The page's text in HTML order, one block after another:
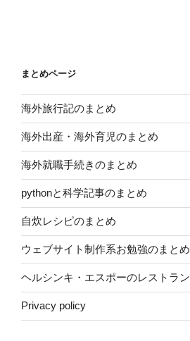
まとめページ
海外旅行記のまとめ
海外出産・海外育児のまとめ
海外就職手続きのまとめ
pythonと科学記事のまとめ
自炊レシピのまとめ
ウェブサイト制作系お勉強のまとめ
ヘルシンキ・エスポーのレストラン
Privacy policy